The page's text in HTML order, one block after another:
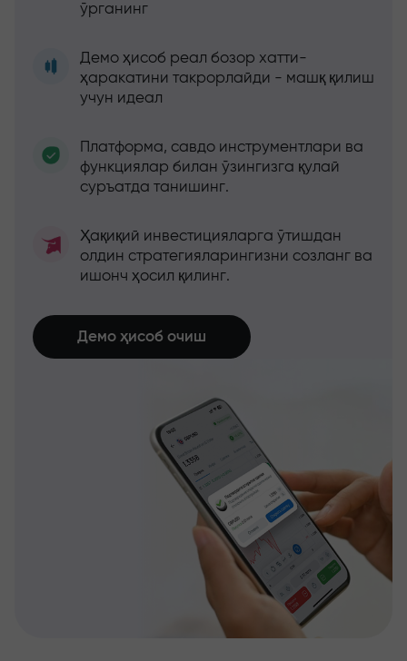
ўрганинг
Демо ҳисоб реал бозор хатти-
ҳаракатини такрорлайди - машқ қилиш
учун идеал
Платформа, савдо инструментлари ва
функциялар билан ўзингизга қулай
суръатда танишинг.
Ҳақиқий инвестицияларга ўтишдан
олдин стратегияларингизни созланг ва
ишонч ҳосил қилинг.
Демо ҳисоб очиш